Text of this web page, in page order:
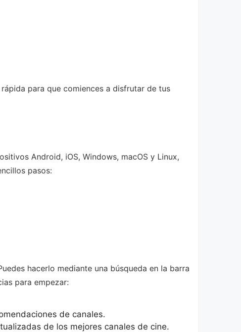
para que comiences a disfrutar de tus
Android, iOS, Windows, macOS y Linux,
pasos:
hacerlo mediante una búsqueda en la barra
para empezar:
de canales.
de los mejores canales de cine.